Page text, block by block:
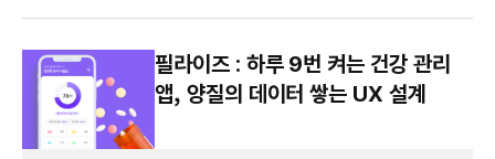
필라이즈 : 하루 9번 켜는 건강 관리
앱, 양질의 데이터 쌓는 UX 설계